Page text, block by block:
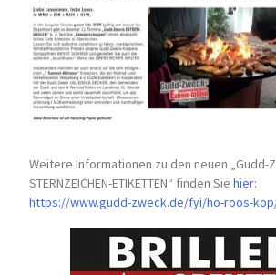
Weitere Informationen zu den neuen „Gudd-
STERNZEICHEN-ETIKETTEN“ finden Siehier:
https://www.gudd-zweck.de/fyi/ho-roos-